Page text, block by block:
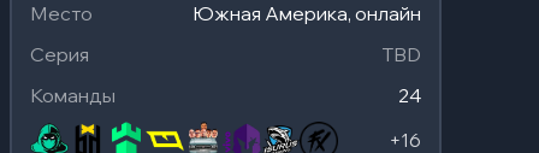
Место
Южная Америка, онлайн
Серия
TBD
Команды
24
+16